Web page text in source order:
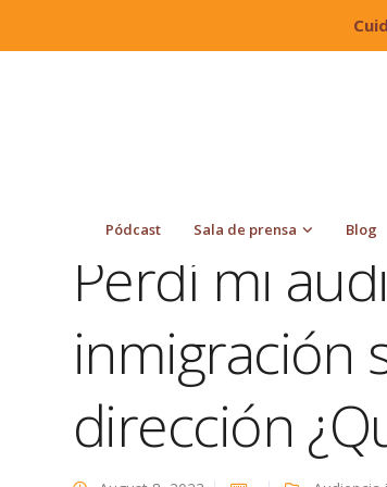
Pódcast Sala de prensa Blog
dirección ¿Qué hago?
Perdí mi
inmigración
dirección